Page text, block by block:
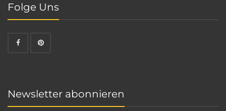
Folge Uns
Newsletter abonnieren